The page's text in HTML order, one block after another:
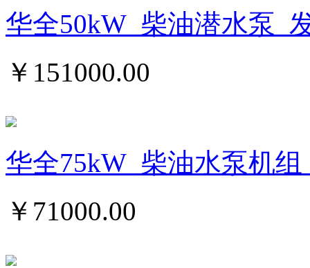
华全50kW_柴油潜水泵_
￥ 151000.00
华全75kW_柴油水泵机
￥ 71000.00